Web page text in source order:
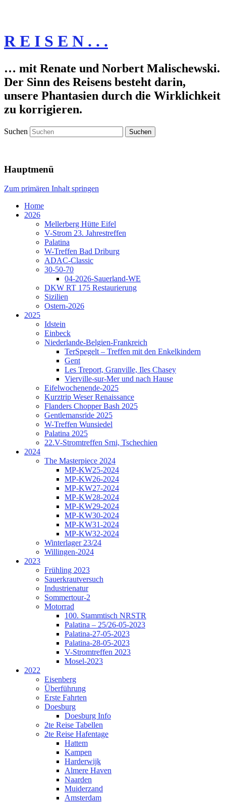
R E I S E N . . .
… mit Renate und Norbert Malischewski.
Der Sinn des Reisens besteht darin,
unsere Phantasien durch die Wirklichkeit
zu korrigieren.
Suchen
Hauptmenü
Zum primären Inhalt springen
Home
2026
Mellerberg Hütte Eifel
V-Strom 23. Jahrestreffen
Palatina
W-Treffen Bad Driburg
ADAC-Classic
30-50-70
04-2026-Sauerland-WE
DKW RT 175 Restaurierung
Sizilien
Ostern-2026
2025
Idstein
Einbeck
Niederlande-Belgien-Frankreich
TerSpegelt – Treffen mit den Enkelkindern
Gent
Les Treport, Granville, Iles Chasey
Vierville-sur-Mer und nach Hause
Eifelwochenende-2025
Kurztrip Weser Renaissance
Flanders Chopper Bash 2025
Gentlemansride 2025
W-Treffen Wunsiedel
Palatina 2025
22.V-Stromtreffen Srni, Tschechien
2024
The Masterpiece 2024
MP-KW25-2024
MP-KW26-2024
MP-KW27-2024
MP-KW28-2024
MP-KW29-2024
MP-KW30-2024
MP-KW31-2024
MP-KW32-2024
Winterlager 23/24
Willingen-2024
2023
Frühling 2023
Sauerkrautversuch
Industrienatur
Sommertour-2
Motorrad
100. Stammtisch NRSTR
Palatina – 25/26-05-2023
Palatina-27-05-2023
Palatina-28-05-2023
V-Stromtreffen 2023
Mosel-2023
2022
Eisenberg
Überführung
Erste Fahrten
Doesburg
Doesburg Info
2te Reise Tabellen
2te Reise Hafentage
Hattem
Kampen
Harderwijk
Almere Haven
Naarden
Muiderzand
Amsterdam